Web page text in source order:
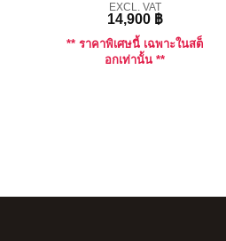
EXCL. VAT
14,900 ฿
** ราคาพิเศษนี้ เฉพาะในสต็
อกเท่านั้น **